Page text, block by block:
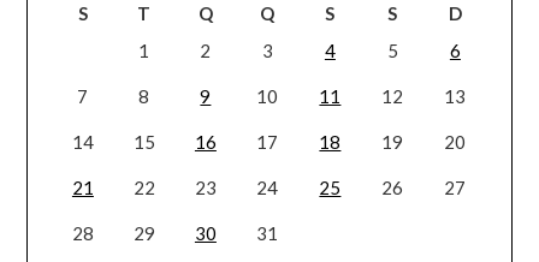
S T Q Q S S
D
1
2 3 4 5 6
7 8 9 10 11 12 13
14 15 16 17 18 19 20
21 22 23 24 25 26 27
28 29 30
31